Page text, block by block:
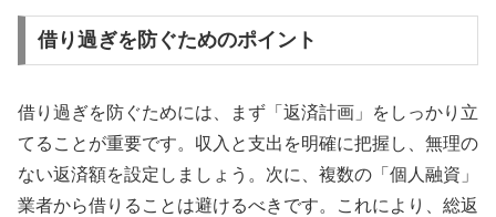
借り過ぎを防ぐためのポイント
借り過ぎを防ぐためには、まず「返済計画」をしっかり立
てることが重要です。収入と支出を明確に把握し、無理の
ない返済額を設定しましょう。次に、複数の「個人融資」
業者から借りることは避けるべきです。これにより、総返